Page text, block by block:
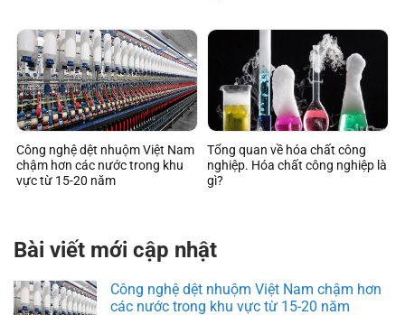
Công nghệ dệt nhuộm Việt Nam
chậm hơn các nước trong khu
vực từ 15-20 năm
Tổng quan về hóa chất công
nghiệp. Hóa chất công nghiệp là
gì?
Bài viết mới cập nhật
Công nghệ dệt nhuộm Việt Nam chậm hơn
các nước trong khu vực từ 15-20 năm